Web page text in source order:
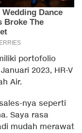
portofolio
2023, HR-V
Air.
nya seperti
Saya rasa
mudah merawat